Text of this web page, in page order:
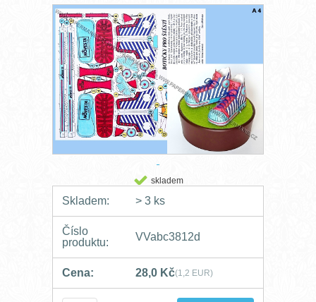
skladem
Skladem: > 3 ks
Číslo
produktu:
VVabc3812d
Cena: 28,0 Kč(1,2 EUR)